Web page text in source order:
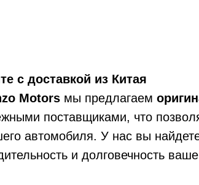
с доставкой из Китая
Motors мы предлагаем
поставщиками, что
автомобиля. У нас вы
и долговечность